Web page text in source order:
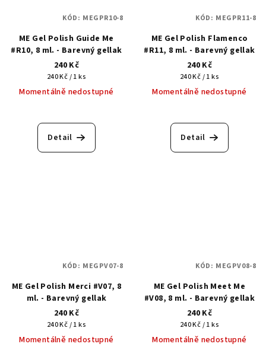
ME Gel Polish Guide Me
#R10, 8 ml. - Barevný gellak
240 Kč
Měrná
cena:
240 Kč / 1 ks
Momentálně nedostupné
Detail
KÓD: MEGPR10-8
ME Gel Polish Flamenco
#R11, 8 ml. - Barevný gellak
240 Kč
Měrná
cena:
240 Kč / 1 ks
Momentálně nedostupné
Detail
KÓD: MEGPR11-8
ME Gel Polish Merci #V07, 8
ml. - Barevný gellak
240 Kč
Měrná
cena:
240 Kč / 1 ks
Momentálně nedostupné
KÓD: MEGPV07-8
ME Gel Polish Meet Me
#V08, 8 ml. - Barevný gellak
240 Kč
Měrná
cena:
240 Kč / 1 ks
Momentálně nedostupné
KÓD: MEGPV08-8